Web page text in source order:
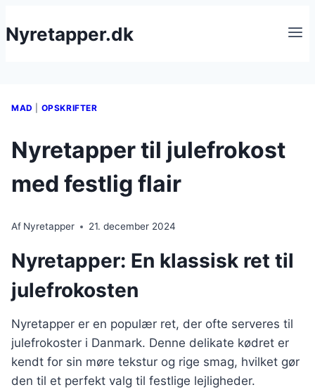
til
Nyretapper.dk
MAD OPSKRIFTER
Nyretapper til julefrokost
med festlig flair
Af Nyretapper 21. december 2024
Nyretapper: En klassisk ret til
julefrokosten
Nyretapper er en populær ret, der ofte serveres til
julefrokoster i Danmark. Denne delikate kødret er
kendt for sin møre tekstur og rige smag, hvilket gør
den til et perfekt valg til festlige lejligheder.